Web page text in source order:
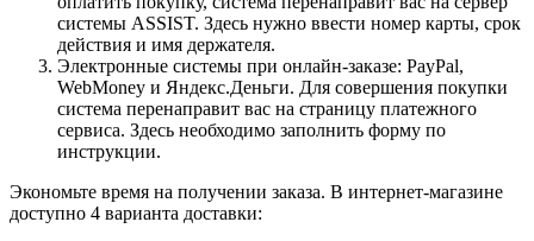
системы ASSIST. Здесь нужно ввести номер карты, срок
действия и имя держателя.
Электронные системы при онлайн-заказе: PayPal,
WebMoney и Яндекс.Деньги. Для совершения покупки
система перенаправит вас на страницу платежного
сервиса. Здесь необходимо заполнить форму по
инструкции.
Экономьте время на получении заказа. В интернет-магазине
доступно 4 варианта доставки: